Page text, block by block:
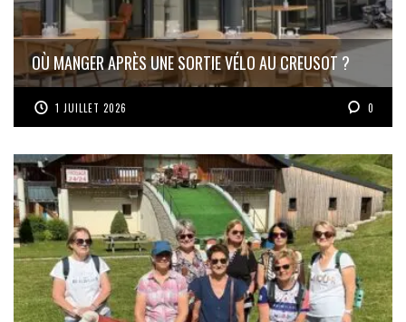
OÙ MANGER APRÈS UNE SORTIE VÉLO AU CREUSOT ?
1 JUILLET 2026 0